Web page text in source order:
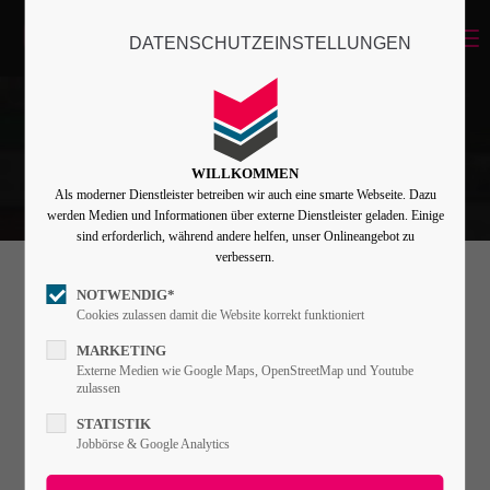
Passwort
Angemeldet bleiben
Anmelden
Register
Menu
Leadertext
Lorem ipsum dolor sit amet, consectetuer
adipiscing elit. Aenean commodo ligula eget
dolor. Aenean massa.
DATENSCHUTZEINSTELLUNGEN
WILLKOMMEN
Als moderner Dienstleister betreiben wir auch eine smarte Webseite. Dazu
werden Medien und Informationen über externe Dienstleister geladen. Einige
sind erforderlich, während andere helfen, unser Onlineangebot zu
verbessern.
NOTWENDIG*
Cookies zulassen damit die Website korrekt funktioniert
MARKETING
Externe Medien wie Google Maps, OpenStreetMap und Youtube
zulassen
STATISTIK
Jobbörse & Google Analytics